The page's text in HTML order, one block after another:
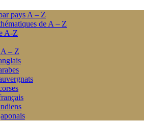
pays A – Z
de A – Z
A-Z
– Z